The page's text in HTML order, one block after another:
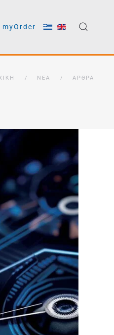
myOrder
ΝΈΑ ΆΡΘΡΑ